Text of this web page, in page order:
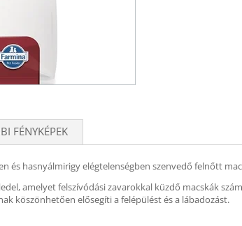
FÉNYKÉPEK
és hasnyálmirigy elégtelenségben szenvedő felnőtt
amelyet felszívódási zavarokkal küzdő macskák
köszönhetően elősegíti a felépülést és a lábadozást.